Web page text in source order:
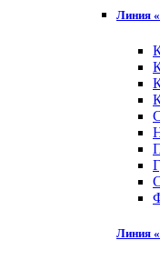
Линия
Линия